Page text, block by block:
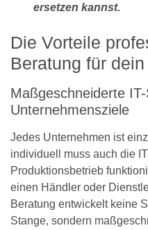
ersetzen kannst.
Die Vorteile
Beratung für
Maßgeschneiderte
Unternehmensziele
Jedes Unternehmen ist
individuell muss auch die
Produktionsbetrieb
einen Händler oder
Beratung entwickelt keine
Stange, sondern